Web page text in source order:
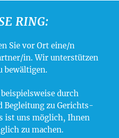
RING:
Sie vor Ort eine/n
in. Wir unterstützen
bewältigen.
durch
Begleitung zu Gerichts-
ist uns möglich, Ihnen
zu machen.